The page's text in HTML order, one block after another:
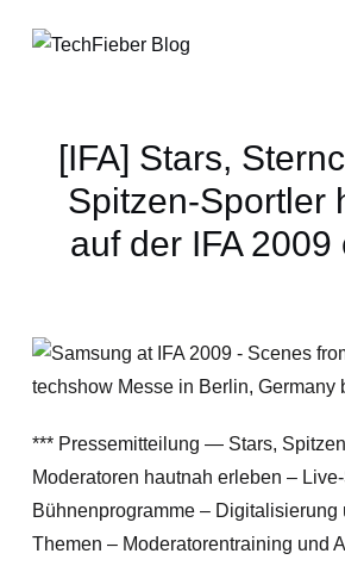
[IFA] Stars,
Spitzen-Sportler
auf der IFA 2009
*** Pressemitteilung — Stars,
Moderatoren hautnah erleben –
Bühnenprogramme – Digitalisierung
Themen – Moderatorentraining und